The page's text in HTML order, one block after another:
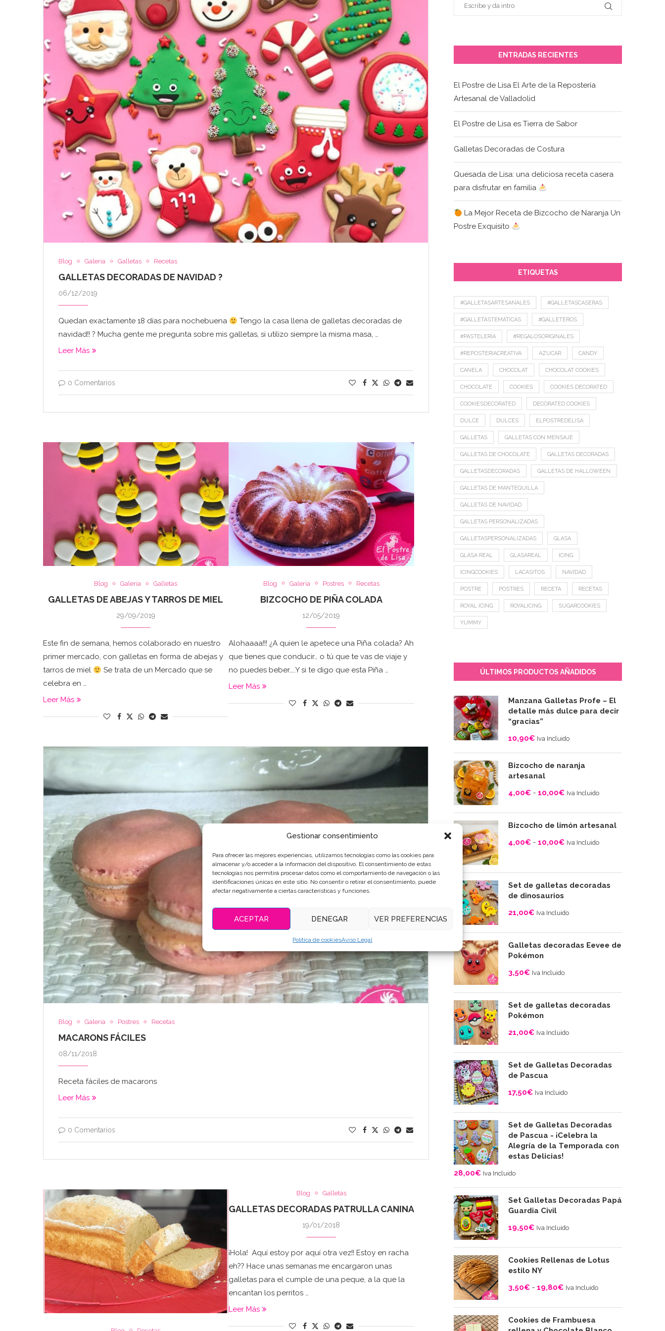
Gestionar consentimiento
Para ofrecer las mejores experiencias, utilizamos tecnologías como las cookies para
almacenar y/o acceder a la información del dispositivo. El consentimiento de estas
tecnologías nos permitirá procesar datos como el comportamiento de navegación o las
identificaciones únicas en este sitio. No consentir o retirar el consentimiento, puede
afectar negativamente a ciertas características y funciones.
ACEPTAR DENEGAR VER PREFERENCIAS
Política de cookiesAviso Legal
Blog Galeria Galletas Recetas
GALLETAS DECORADAS DE NAVIDAD ?
06/12/2019
Quedan exactamente 18 días para nochebuena
Tengo la casa llena de galletas decoradas de
navidad!! ? Mucha gente me pregunta sobre mis galletas, si utilizo siempre la misma masa, …
Leer Más
0 Comentarios
Blog Galeria Galletas
GALLETAS DE ABEJAS Y TARROS DE MIEL
29/09/2019
Este fin de semana, hemos colaborado en nuestro
primer mercado, con galletas en forma de abejas y
tarros de miel
Se trata de un Mercado que se
celebra en …
Leer Más
Blog Galeria Postres Recetas
BIZCOCHO DE PIÑA COLADA
12/05/2019
Alohaaaa!!! ¿A quien le apetece una Piña colada? Ah
que tienes que conducir… o tú que te vas de viaje y
no puedes beber…..Y si te digo que esta Piña …
Leer Más
Blog Galeria Postres Recetas
MACARONS FÁCILES
08/11/2018
Receta fáciles de macarons
Leer Más
0 Comentarios
Blog Galletas
GALLETAS DECORADAS PATRULLA CANINA
19/01/2018
¡Hola! Aquí estoy por aquí otra vez!! Estoy en racha
eh?? Hace unas semanas me encargaron unas
galletas para el cumple de una peque, a la que la
encantan los perritos …
Leer Más
ENTRADAS RECIENTES
El Postre de Lisa El Arte de la Repostería
Artesanal de Valladolid
El Postre de Lisa es Tierra de Sabor
Galletas Decoradas de Costura
Quesada de Lisa: una deliciosa receta casera
para disfrutar en familia
La Mejor Receta de Bizcocho de Naranja Un
Postre Exquisito
ETIQUETAS
#GALLETASARTESANALES #GALLETASCASERAS
#GALLETASTEMÁTICAS #GALLETEROS
#PASTELERÍA #REGALOSORIGINALES
#REPOSTERIACREATIVA AZUCAR CANDY
CANELA CHOCOLAT CHOCOLAT COOKIES
CHOCOLATE COOKIES COOKIES DECORATED
COOKIESDECORATED DECORATED COOKIES
DULCE DULCES ELPOSTREDELISA
GALLETAS GALLETAS CON MENSAJE
GALLETAS DE CHOCOLATE GALLETAS DECORADAS
GALLETASDECORADAS GALLETAS DE HALLOWEEN
GALLETAS DE MANTEQUILLA
GALLETAS DE NAVIDAD
GALLETAS PERSONALIZADAS
GALLETASPERSONALIZADAS GLASA
GLASA REAL GLASAREAL ICING
ICINGCOOKIES LACASITOS NAVIDAD
POSTRE POSTRES RECETA RECETAS
ROYAL ICING ROYALICING SUGARCOOKIES
YUMMY
ÚLTIMOS PRODUCTOS AÑADIDOS
Manzana Galletas Profe – El
detalle más dulce para decir
“gracias”
10,90€ Iva Incluido
Bizcocho de naranja
artesanal
4,00€ - 10,00€
Rango
precios:
desde
4,00€
hasta
10,00€
Iva Incluido
Bizcocho de limón artesanal
4,00€ - 10,00€
Rango
precios:
desde
4,00€
hasta
Iva Incluido
Set de galletas decoradas
de dinosaurios
21,00€ Iva Incluido
Galletas decoradas Eevee de
Pokémon
3,50€ Iva Incluido
Set de galletas decoradas
Pokémon
21,00€ Iva Incluido
Set de Galletas Decoradas
de Pascua
17,50€ Iva Incluido
Set de Galletas Decoradas
de Pascua - ¡Celebra la
Alegría de la Temporada con
estas Delicias!
28,00€ Iva Incluido
Set Galletas Decoradas Papá
Guardia Civil
19,50€ Iva Incluido
Cookies Rellenas de Lotus
estilo NY
3,50€ - 19,80€
Rango
precios:
Iva Incluido
Cookies de Frambuesa